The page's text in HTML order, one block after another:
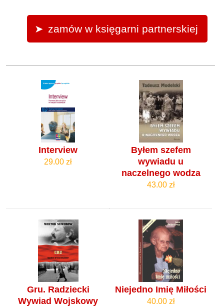
zamów w księgarni partnerskiej
Interview
29.00 zł
Byłem szefem
wywiadu u
naczelnego wodza
43.00 zł
Gru. Radziecki
Wywiad Wojskowy
Niejedno Imię Miłości
40.00 zł